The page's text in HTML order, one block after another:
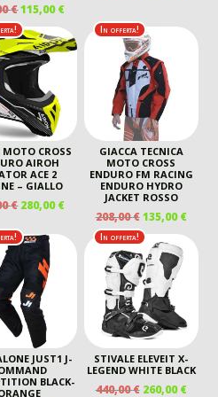
€IL
PREZZO
ORIGINALE
ERA:
140,00 €.
115,00€IL
PREZZO
ATTUALE
È:
ERA:
140,00 €.
È:
MOTO CROSS
AIROH
ACE 2
– GIALLO
€ IL
ORIGINALE
469,00 €.
280,00€IL
PREZZO
ATTUALE
280,00 €.
In offerta!
GIACCA TECNICA
MOTO CROSS
ENDURO FM RACING
ENDURO HYDRO
JACKET ROSSO
208,00€ IL
PREZZO
ORIGINALE
ERA:
208,00 €.
135,00€IL
JUST1 J-
BLACK-
In offerta!
STIVALE ELEVEIT X-
LEGEND WHITE BLACK
440,00€ IL
260,00€IL